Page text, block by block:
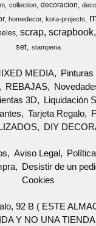
collection decoracion
homedecor kora-projects
scrap scrapbook
set stamperia
MEDIA
REBAJAS
3D
Liquidación
Tarjeta Regalo
DIY
Aviso Legal
Desistir de un
Cookies
92 B ( ESTE
Y NO UNA